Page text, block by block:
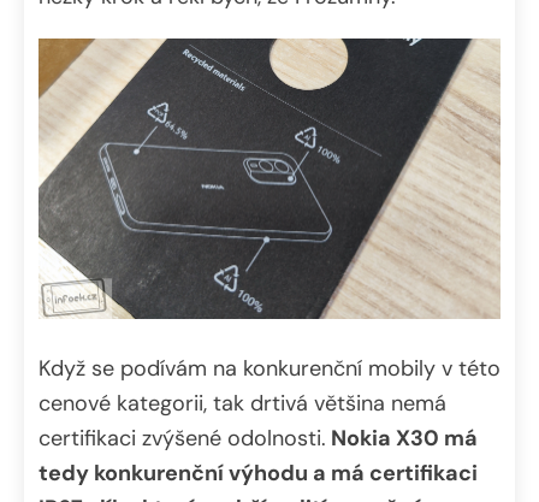
Když se podívám na konkurenční mobily v této
cenové kategorii, tak drtivá většina nemá
certifikaci zvýšené odolnosti. Nokia X30 má
tedy konkurenční výhodu a má certifikaci